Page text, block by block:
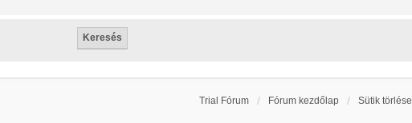
Trial Fórum Fórum kezdőlap Sütik törlése